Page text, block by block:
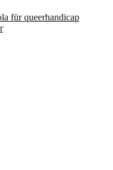
für queerhandicap